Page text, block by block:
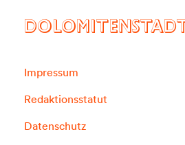
DOLOMITENSTADT
Impressum
Redaktionsstatut
Datenschutz